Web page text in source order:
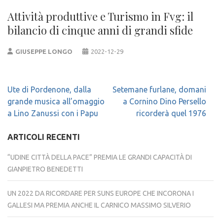
Attività produttive e Turismo in Fvg: il
bilancio di cinque anni di grandi sfide
GIUSEPPE LONGO 2022-12-29
Navigazione
articoli
Ute di Pordenone, dalla
grande musica all’omaggio
a Lino Zanussi con i Papu
Setemane furlane, domani
a Cornino Dino Persello
ricorderà quel 1976
ARTICOLI RECENTI
“UDINE CITTÀ DELLA PACE” PREMIA LE GRANDI CAPACITÀ DI
GIANPIETRO BENEDETTI
UN 2022 DA RICORDARE PER SUNS EUROPE CHE INCORONA I
GALLESI MA PREMIA ANCHE IL CARNICO MASSIMO SILVERIO